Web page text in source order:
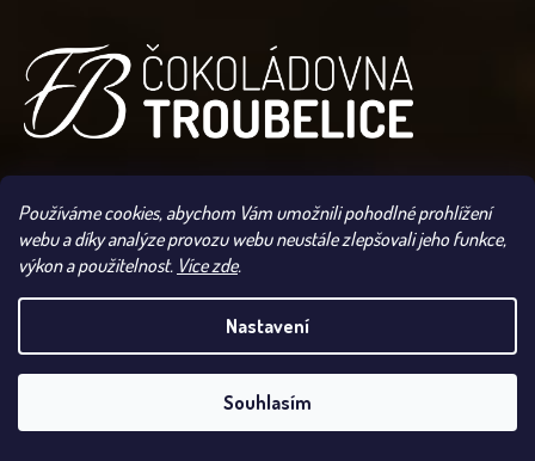
Používáme cookies, abychom Vám umožnili pohodlné prohlížení
webu a díky analýze provozu webu neustále zlepšovali jeho funkce,
výkon a použitelnost. Více zde.
Nastavení
Souhlasím
UPOZORNĚNÍ: VLIVEM VYSOKÝCH TEPLOT SE MŮŽE
ODESLÁNÍ VAŠÍ ZÁSILKY POZDRŽET. POKUD SI
UVEĎTE TO PROSÍM DO POZNÁMKY.
KONTAKT
info
Čokoládovna Troubelice